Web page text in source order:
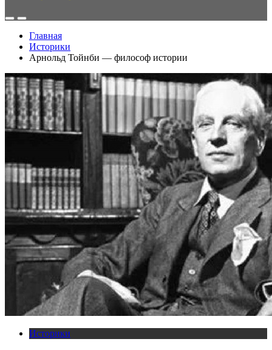
Главная
Историки
Арнольд Тойнби — философ истории
Историки